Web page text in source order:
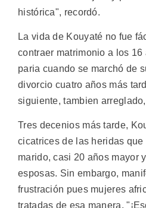
histórica", recordó.
La vida de Kouyaté no fue
contraer matrimonio a los 16
paria cuando se marchó de
divorcio cuatro años más
siguiente, tambien
Tres decenios más tarde,
cicatrices de las heridas
marido, casi 20 años mayor
esposas. Sin embargo,
frustración pues mujeres
tratadas de esa manera.